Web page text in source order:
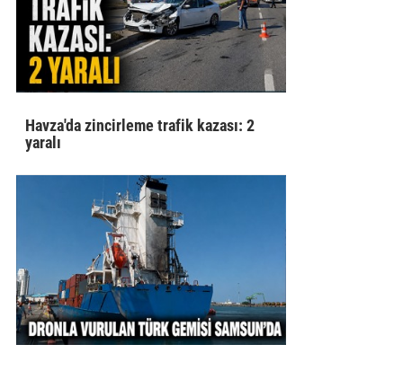
Havza'da zincirleme trafik kazası: 2
yaralı